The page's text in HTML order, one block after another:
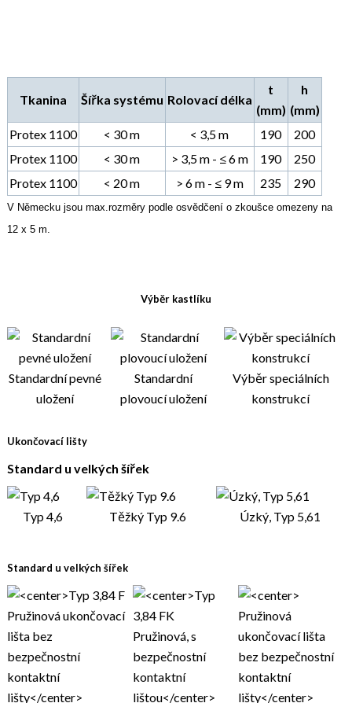
Tkanina Šířka systému Rolovací délka
t
(mm)
h
(mm)
Protex 1100
< 30 m < 3,5 m 190
200
Protex 1100
< 30 m > 3,5 m - ≤ 6 m 190
250
Protex 1100
< 20 m > 6 m - ≤ 9 m 235 290
V Německu jsou max.rozměry podle osvědčení o zkoušce omezeny na
12 x 5 m.
Výběr kastlíku
Standardní pevné
uložení
Standardní
plovoucí uložení
Výběr speciálních
konstrukcí
Ukončovací lišty
Standard u velkých šířek
Typ 4,6 Těžký Typ 9.6 Úzký, Typ 5,61
Standard u velkých šířek